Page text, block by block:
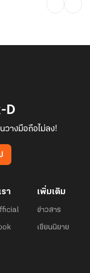
D
วางมือถือไม่ลง!
า เพิ่มเติม
ข่าวสาร
เขียนนิยาย